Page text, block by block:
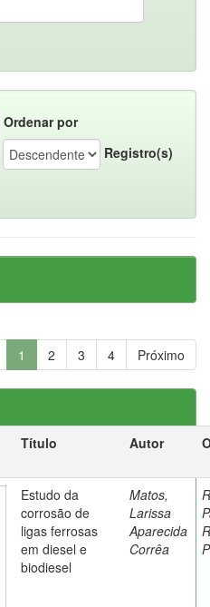
Ordenar por
Registro(s)
1 2 3 4 Próximo
Título Autor
Estudo da
corrosão de
ligas ferrosas
em diesel e
biodiesel
Matos,
Larissa
Aparecida
Corrêa